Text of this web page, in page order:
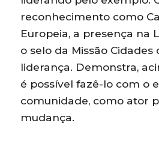
reconhecimento como
Europeia, a presença na
o selo da Missão
liderança. Demonstra,
é possível fazê-lo com o
comunidade, como ator
mudança.